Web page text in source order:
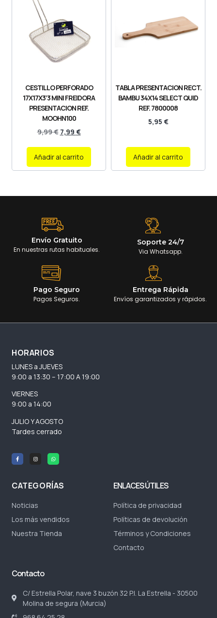
CESTILLO PERFORADO
17X17X3’3 MINI FREIDORA
PRESENTACION REF.
MOOHN100
9,99€ 7,99 €
Añadir al carrito
TABLA PRESENTACION RECT.
BAMBU 34X14 SELECT QUID
REF. 7800008
5,95 €
Añadir al carrito
Envío Gratuito
En nuestras rutas habituales.
Soporte 24/7
Via Whatsapp.
Pago Seguro
Pagos Seguros.
Entrega Rápida
Envíos garantizados y rápidos.
HORARIOS
LUNES a JUEVES
9:00 a 13:30 – 17:00 A 19:00
VIERNES
9:00 a 14:00
JULIO Y AGOSTO
Tardes cerrado
CATEGORÍAS
Noticias
Los más vendidos
Nuestra Tienda
ENLACES ÚTILES
Política de privacidad
Políticas de devolución
Términos y Condiciones
Contacto
Contacto
C/ Estrella Polar, nave 3 buzón 32 P.I. La Estrella - 30500
Molina de segura (Murcia)